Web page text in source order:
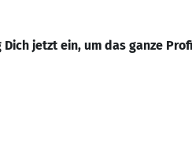
Dich jetzt ein, um das ganze